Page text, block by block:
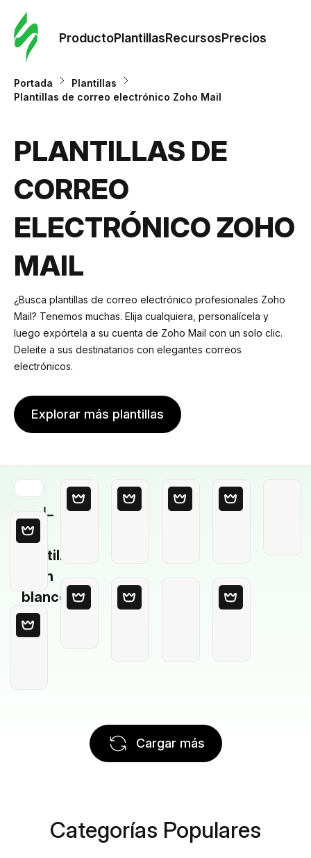
ProductoPlantillasRecursosPrecios
Portada
Plantillas
Plantillas de correo electrónico Zoho Mail
PLANTILLAS DE
CORREO
ELECTRÓNICO ZOHO
MAIL
¿Busca plantillas de correo electrónico profesionales Zoho
Mail? Tenemos muchas. Elija cualquiera, personalícela y
luego expórtela a su cuenta de Zoho Mail con un solo clic.
Deleite a sus destinatarios con elegantes correos
electrónicos.
Explorar más plantillas
Plantilla
en
blanco
Cargar más
Categorías Populares